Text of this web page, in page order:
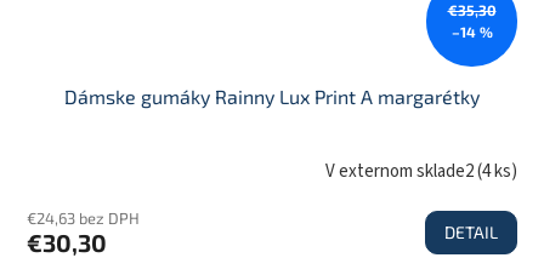
€35,30
–14 %
Dámske gumáky Rainny Lux Print A margarétky
V externom sklade2(4 ks)
€24,63 bez DPH
€30,30 DETAIL